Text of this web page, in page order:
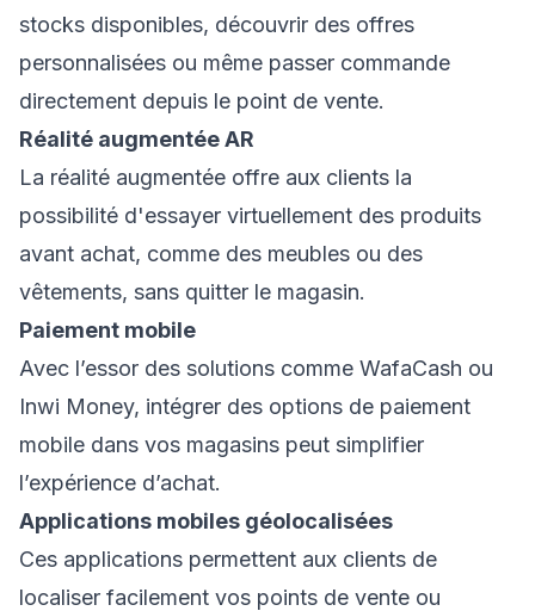
stocks disponibles, découvrir des offres
personnalisées ou même passer commande
directement depuis le point de vente.
Réalité augmentée AR
La réalité augmentée offre aux clients la
possibilité d'essayer virtuellement des produits
avant achat, comme des meubles ou des
vêtements, sans quitter le magasin.
Paiement mobile
Avec l’essor des solutions comme WafaCash ou
Inwi Money, intégrer des options de paiement
mobile dans vos magasins peut simplifier
l’expérience d’achat.
Applications mobiles géolocalisées
Ces applications permettent aux clients de
localiser facilement vos points de vente ou